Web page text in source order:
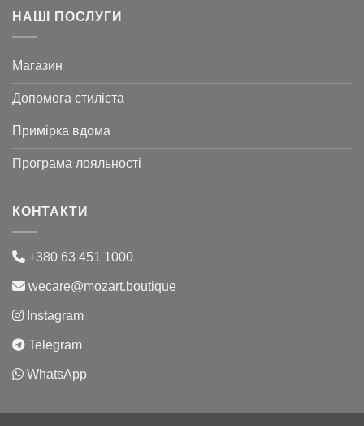
НАШІ ПОСЛУГИ
Магазин
Допомога стиліста
Примірка вдома
Програма лояльності
КОНТАКТИ
+380 63 451 1000
wecare@mozart.boutique
Instagram
Telegram
WhatsApp